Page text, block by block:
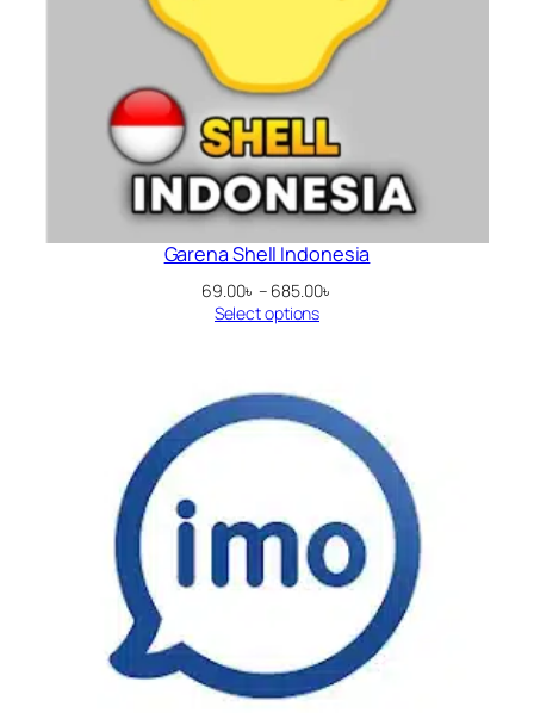
Garena Shell Indonesia
69.00৳ – 685.00৳
Select options